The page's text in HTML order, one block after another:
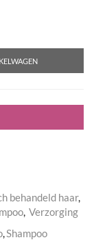
behandeld haar,
, Verzorging
,Shampoo